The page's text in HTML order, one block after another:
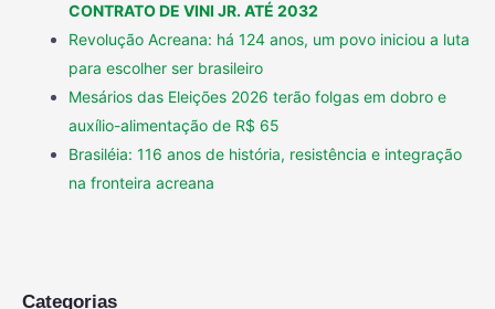
CONTRATO DE VINI JR. ATÉ 2032
Revolução Acreana: há 124 anos, um povo iniciou a luta
para escolher ser brasileiro
Mesários das Eleições 2026 terão folgas em dobro e
auxílio-alimentação de R$ 65
Brasiléia: 116 anos de história, resistência e integração
na fronteira acreana
Categorias